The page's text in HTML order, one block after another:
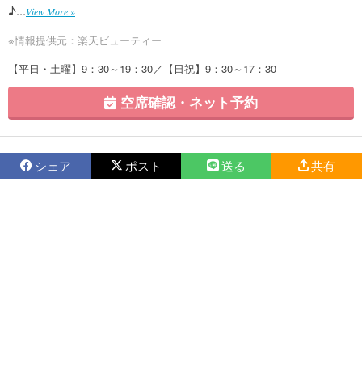
♪...View More »
※情報提供元：楽天ビューティー
【平日・土曜】9：30～19：30／【日祝】9：30～17：30
空席確認・ネット予約
シェア ポスト 送る 共有